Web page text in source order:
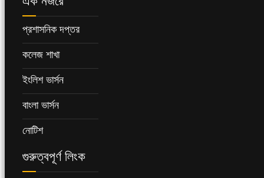
প্রশাসনিক দপ্তর
কলেজ শাখা
ইংলিশ ভার্সন
বাংলা ভার্সন
নোটিশ
গুরুত্বপূর্ণ লিংক